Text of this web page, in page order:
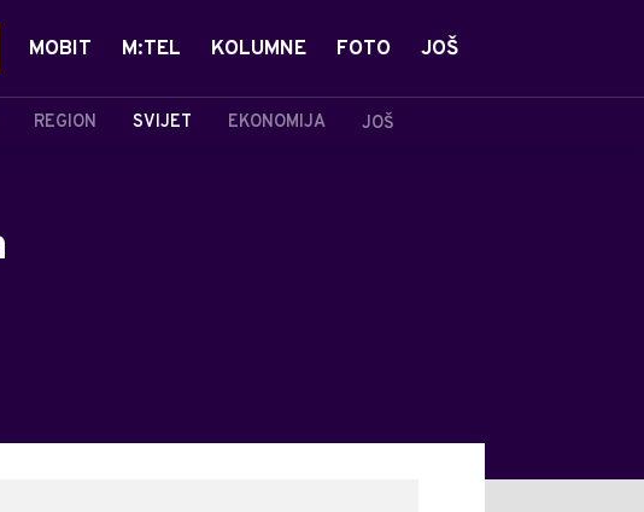
REGION SVIJET EKONOMIJA JOŠ
MOBIT M:TEL KOLUMNE FOTO JOŠ